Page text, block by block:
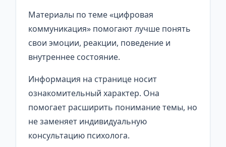
Материалы по теме «цифровая
коммуникация» помогают лучше понять
свои эмоции, реакции, поведение и
внутреннее состояние.
Информация на странице носит
ознакомительный характер. Она
помогает расширить понимание темы, но
не заменяет индивидуальную
консультацию психолога.